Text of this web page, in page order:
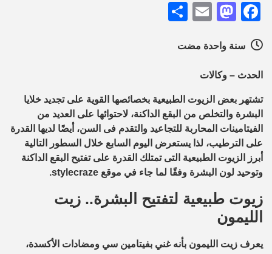
Facebook
Mastodon
Email
سنة واحدة مضت
الحدث – وكالات
تشتهر بعض الزيوت الطبيعية بخصائصها القوية على تجديد خلايا
البشرة والتخلص من البقع الداكنة، لاحتوائها على العديد من
الفيتامينات المحاربة للتجاعيد والتقدم فى السن، أيضًا لديها القدرة
على الترطيب، لذا يستعرض اليوم السابع خلال السطور التالية
أبرز الزيوت الطبيعية التى تمتلك القدرة على تفتيح البقع الداكنة
وتوحيد لون البشرة وفقًا لما جاء في موقع stylecraze.
زيوت طبيعية لتفتيح البشرة.. زيت
الليمون
يعرف زيت الليمون بأنه غني بفيتامين سي ومضادات الأكسدة،